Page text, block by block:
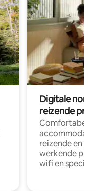
Digitale
reizende
Comfortabele
reizende en
werkende
wifi en